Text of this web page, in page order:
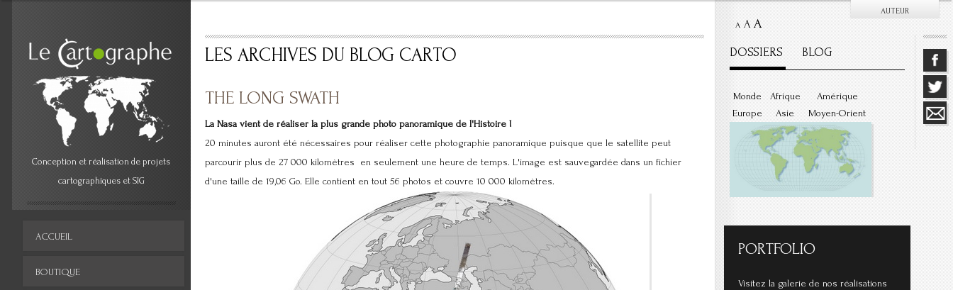
AUTEUR
LES ARCHIVES DU BLOG CARTO
THE LONG SWATH
La Nasa vient de réaliser la plus grande photo panoramique de l'Histoire !
20 minutes auront été nécessaires pour réaliser cette photographie panoramique puisque que le satellite peut
parcourir plus de 27 000 kilomètres en seulement une heure de temps. L'image est sauvegardée dans un fichier
d'une taille de 19,06 Go. Elle contient en tout 56 photos et couvre 10 000 kilomètres.
Conception et réalisation de projets
cartographiques et SIG
ACCUEIL
BOUTIQUE
A A A
DOSSIERS BLOG
Monde
Europe
Afrique
Asie
Amérique
Moyen-Orient
PORTFOLIO
Visitez la galerie de nos réalisations